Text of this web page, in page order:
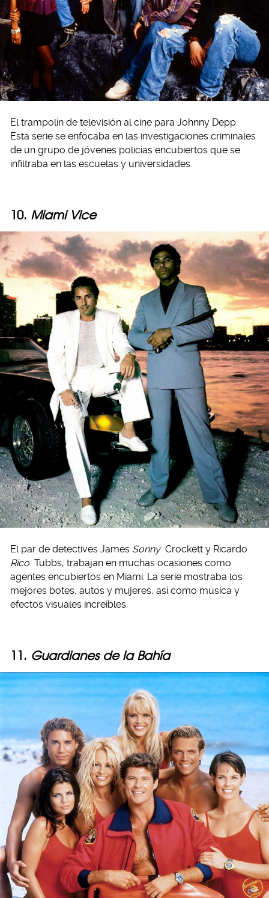
El trampolín de televisión al cine para Johnny Depp.
Esta serie se enfocaba en las investigaciones criminales
de un grupo de jóvenes policías encubiertos que se
infiltraba en las escuelas y universidades.
10. Miami Vice
El par de detectives James Sonny Crockett y Ricardo
Rico Tubbs, trabajan en muchas ocasiones como
agentes encubiertos en Miami. La serie mostraba los
mejores botes, autos y mujeres, así como música y
efectos visuales increíbles.
11. Guardianes de la Bahía